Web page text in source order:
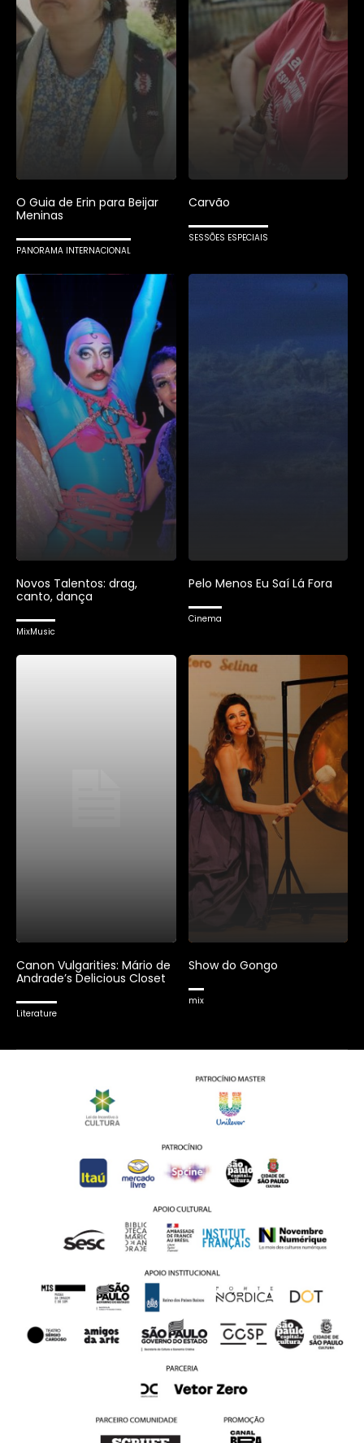
O Guia de Erin para Beijar
Meninas
PANORAMA INTERNACIONAL
Carvão
SESSÕES ESPECIAIS
Novos Talentos: drag,
canto, dança
MixMusic
Pelo Menos Eu Saí Lá Fora
Cinema
Canon Vulgarities: Mário de
Andrade’s Delicious Closet
Literature
Show do Gongo
mix